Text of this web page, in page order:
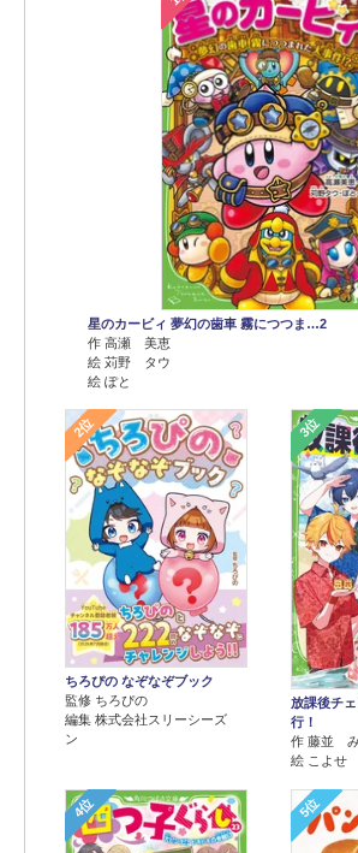
星のカービィ 夢幻の歯車 霧につつま…2
作 高瀬 美恵
絵 苅野 タウ
絵 ぽと
2位
ちろぴの なぞなぞブック
監修 ちろぴの
編集 株式会社スリーシーズ
ン
3位
放課後チ
行！
作 藤並
絵 こよせ
4位 5位